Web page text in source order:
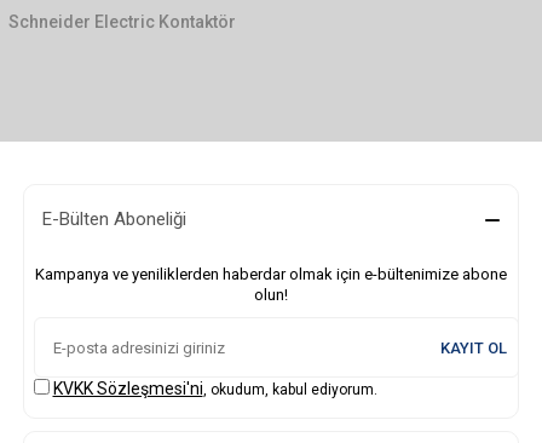
Schneider Electric Kontaktör
E-Bülten Aboneliği
Kampanya ve yeniliklerden haberdar olmak için e-bültenimize abone
olun!
KAYIT OL
KVKK Sözleşmesi'ni, okudum, kabul ediyorum.